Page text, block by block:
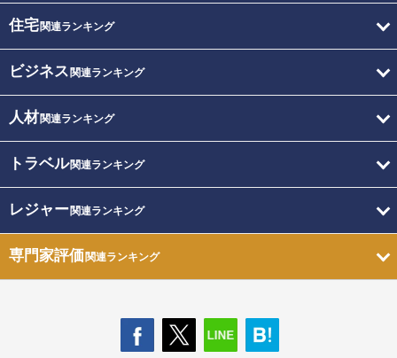
住宅関連ランキング
ビジネス 関連ランキング
人材関連ランキング
トラベル関連ランキング
レジャー関連ランキング
専門家評価関連ランキング